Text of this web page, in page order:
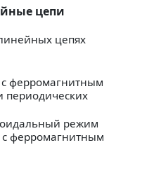
цепи
цепях
ферромагнитным
периодических
режим
ферромагнитным